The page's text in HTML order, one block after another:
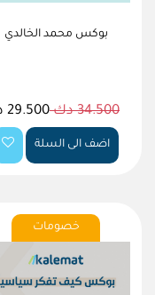
بوكس محمد الخالدي
34.500 دك 29.500 دك
اضف الى السلة
خصومات